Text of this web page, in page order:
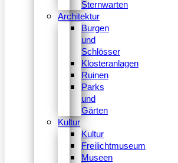
Sternwarten
Architektur
Burgen
und
Schlösser
Klosteranlagen
Ruinen
Parks
und
Gärten
Kultur
Kultur
Freilichtmuseum
Museen